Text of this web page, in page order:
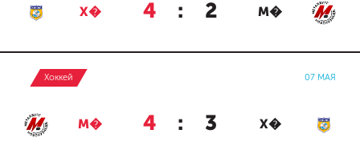
Х� 4 : 2 М�
Хоккей 07 МАЯ
М� 4 : 3 Х�